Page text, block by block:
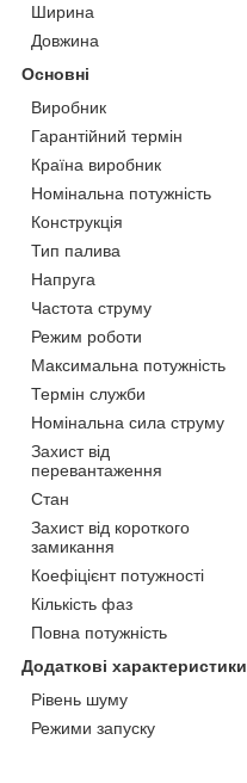
Ширина
Довжина
Основні
Виробник
Гарантійний термін
Країна виробник
Номінальна потужність
Конструкція
Тип палива
Напруга
Частота струму
Режим роботи
Максимальна потужність
Термін служби
Номінальна сила струму
Захист від
перевантаження
Стан
Захист від короткого
замикання
Коефіцієнт потужності
Кількість фаз
Повна потужність
Додаткові характеристики
Рівень шуму
Режими запуску